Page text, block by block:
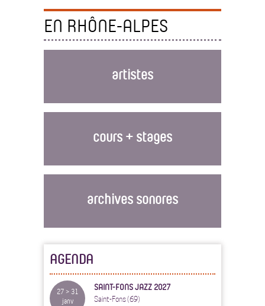
EN RHÔNE-ALPES
artistes
cours + stages
archives sonores
AGENDA
27 > 31
janv
SAINT-FONS JAZZ 2027
Saint-Fons (69)